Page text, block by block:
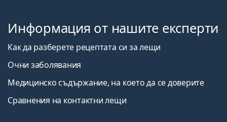
Информация от нашите експерти
Как да разберете рецептата си за лещи
Очни заболявания
Медицинско съдържание, на което да се доверите
Сравнения на контактни лещи